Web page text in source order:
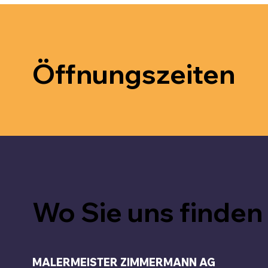
Öffnungszeiten
Wo Sie uns finden
MALERMEISTER ZIMMERMANN AG